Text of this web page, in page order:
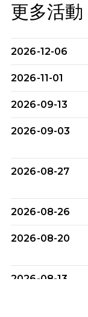
更多活動
2026-12-06
2026-11-01
2026-09-13
2026-09-03
2026-08-27
2026-08-26
2026-08-20
2026-08-13